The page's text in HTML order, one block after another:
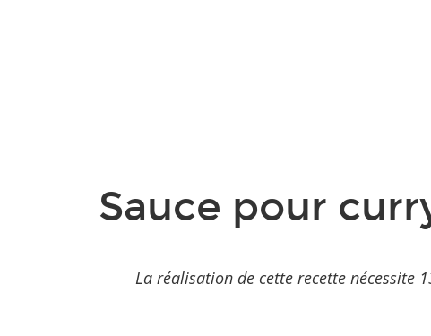
Sauce pour
La réalisation de cette recette nécessite